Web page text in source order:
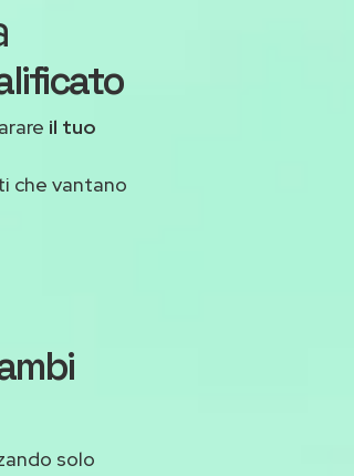
il tuo
che vantano
solo